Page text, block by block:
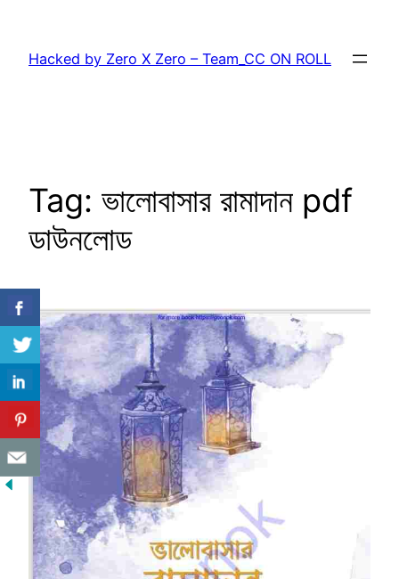
content
Hacked by Zero X Zero – Team_CC ON ROLL
Tag: ভালোবাসার রামাদান pdf
ডাউনলোড